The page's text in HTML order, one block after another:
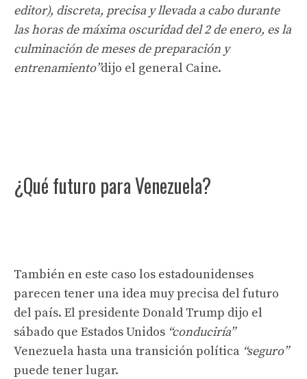
editor), discreta, precisa y llevada a cabo durante
las horas de máxima oscuridad del 2 de enero, es la
culminación de meses de preparación y
entrenamiento”dijo el general Caine.
¿Qué futuro para Venezuela?
También en este caso los estadounidenses
parecen tener una idea muy precisa del futuro
del país. El presidente Donald Trump dijo el
sábado que Estados Unidos “conduciría”
Venezuela hasta una transición política “seguro”
puede tener lugar.